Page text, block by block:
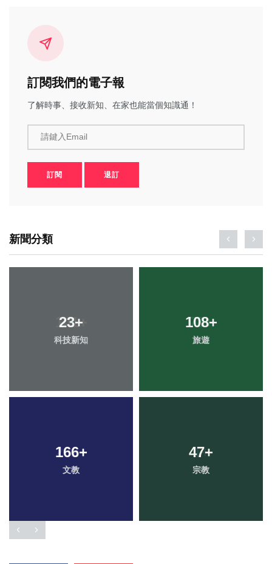
訂閱我們的電子報
了解時事、接收新知、在家也能當個知識通！
請鍵入Email
訂閱 退訂
新聞分類
23+
科技新知
108+
旅遊
166+
文教
47+
宗教